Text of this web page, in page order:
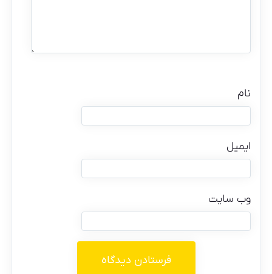
نام
ایمیل
وب‌ سایت